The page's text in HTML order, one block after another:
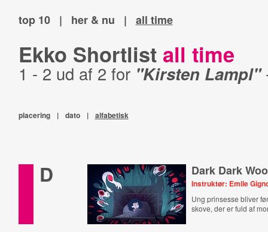
top 10 | her & nu | all time
Ekko Shortlist all time
1 - 2 ud af 2 for "Kirsten Lampl"
placering | dato | alfabetisk
D Dark Dark
Instruktør: Emile
Ung prinsesse bliver
skove, der er fuld af